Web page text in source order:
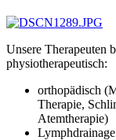
Unsere Therapeuten
physiotherapeutisch:
orthopädisch
Therapie,
Atemtherapie)
Lymphdrainage